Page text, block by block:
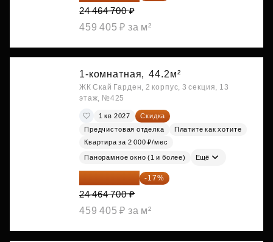
24 464 700 ₽
459 405 ₽ за м²
1-комнатная, 44.2м²
ЖК Скай Гарден, 2 корпус, 3 секция, 13
этаж, №425
1 кв 2027
Скидка
Предчистовая отделка
Платите как хотите
Квартира за 2 000 ₽/мес
Панорамное окно (1 и более) Ещё
20 305 701 ₽ -17%
24 464 700 ₽
459 405 ₽ за м²